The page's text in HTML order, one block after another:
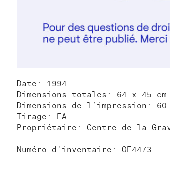
Date: 1994
Dimensions totales: 64 x 45 cm
Dimensions de l’impression: 60
Tirage: EA
Propriétaire: Centre de la
Numéro d'inventaire: OE4473